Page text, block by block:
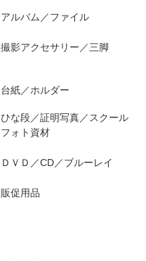
アルバム／ファイル
撮影アクセサリー／三脚
台紙／ホルダー
ひな段／証明写真／スクール
フォト資材
ＤＶＤ／CD／ブルーレイ
販促用品